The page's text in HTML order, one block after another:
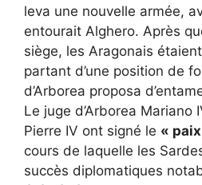
leva une nouvelle armée,
entourait Alghero. Après
siège, les Aragonais
partant d’une position de
d’Arborea proposa
Le juge d’Arborea Mariano
Pierre IV ont signé le «
cours de laquelle les
succès diplomatiques